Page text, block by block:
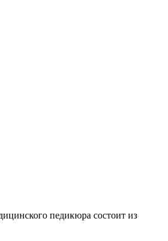
педикюра состоит из